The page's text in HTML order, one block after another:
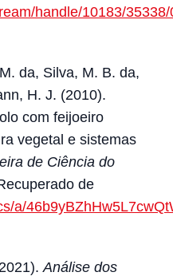
handle/10183/
da, Silva, M. B. da,
H. J. (2010).
com feijoeiro
vegetal e sistemas
de Ciência do
de
a/
Análise dos